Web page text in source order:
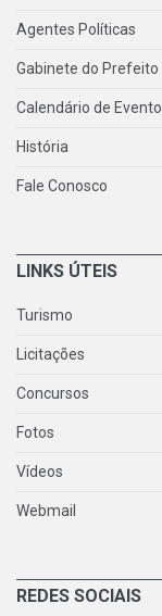
Agentes Políticas
Gabinete do Prefeito
Calendário de
História
Fale Conosco
LINKS ÚTEIS
Turismo
Licitações
Concursos
Fotos
Vídeos
Webmail
REDES SOCIAIS